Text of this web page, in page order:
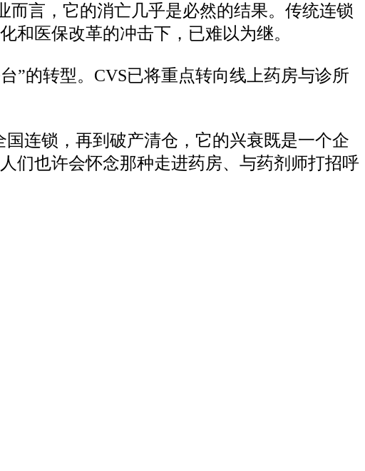
而言，它的消亡几乎是必然的结果。传统连锁
和医保改革的冲击下，已难以为继。
”的转型。CVS已将重点转向线上药房与诊所
连锁，再到破产清仓，它的兴衰既是一个企
们也许会怀念那种走进药房、与药剂师打招呼